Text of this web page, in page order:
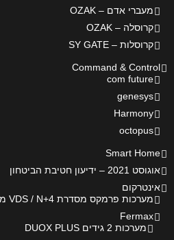
מעברי אדם – OZAK
קרוסלה – OZAK
קרוסלות – SY GATE
Command & Control
com future
genesys
Harmony
octopus
Smart Home
אוגוסט 2021 – ידיעון חטיבת הביטחון
אינטרקום
מערכות פרמקס מסדרת VDS / N+4 מודולרי
Fermax
מערכות 2 גידים DUOX PLUS